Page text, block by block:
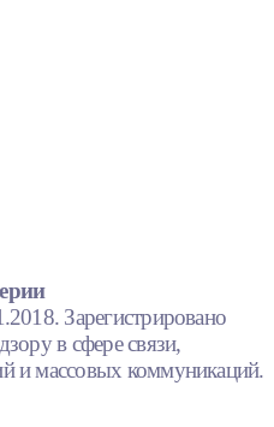
Зарегистрировано
в сфере связи,
и массовых коммуникаций.